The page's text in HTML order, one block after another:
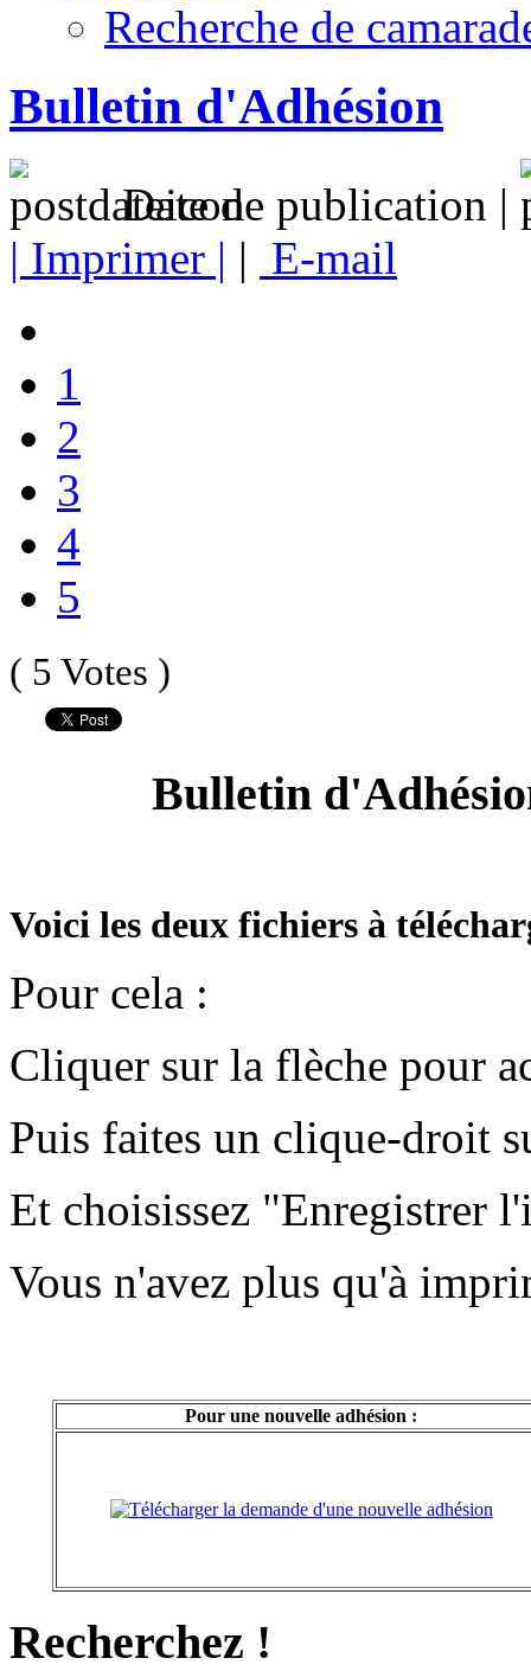
Recherche de
Bulletin d'Adhésion
Date de publication |
| Imprimer | | E-mail
1
2
3
4
5
( 5 Votes )
Bulletin
Voici les deux fichiers à
Pour cela :
Cliquer sur la flèche pour
Puis faites un clique-droit
Et choisissez "Enregistrer
Vous n'avez plus qu'à
Pour une nouvelle adhésion :
Recherchez !